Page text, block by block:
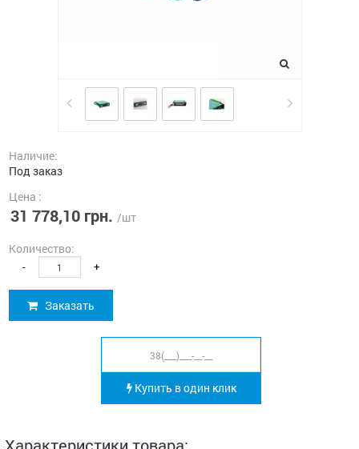
Наличие:
Под заказ
Цена :
31 778,10 грн. /шт
Количество:
- +
Заказать
Купить в один клик